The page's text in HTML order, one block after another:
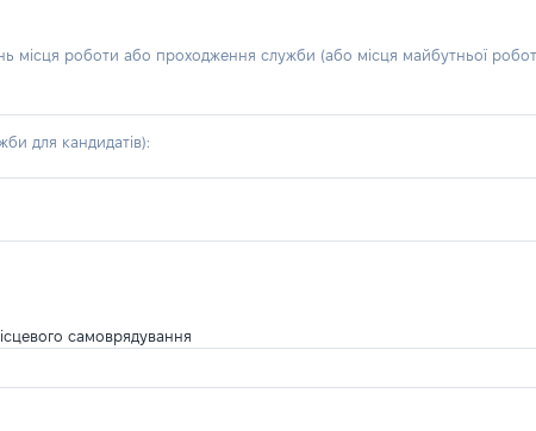
місця роботи або проходження служби (або місця майбутньої
для кандидатів):
самоврядування